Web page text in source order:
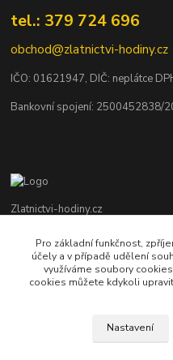
tel.: 379 724 696
obchod@zlatnictvi-hodiny.cz
IČO: 01621947, DIČ: neplátce
Bankovní spojení: 2500452838/
Zlatnictvi-hodiny.cz
+420 379 492 545
Po - Pá: 9,00 - 17,00 hod., So:
Pro základní funkčnost,
účely a v případě udělení
využíváme soubory
cookies můžete kdykoli
Nastavení